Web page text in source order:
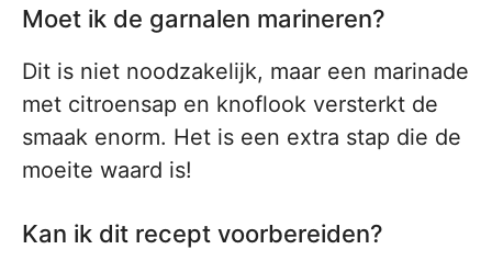
Moet ik de garnalen marineren?
Dit is niet noodzakelijk, maar een marinade
met citroensap en knoflook versterkt de
smaak enorm. Het is een extra stap die de
moeite waard is!
Kan ik dit recept voorbereiden?